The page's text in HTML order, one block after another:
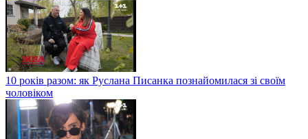
10 років разом: як Руслана Писанка познайомилася зі своїм
чоловіком